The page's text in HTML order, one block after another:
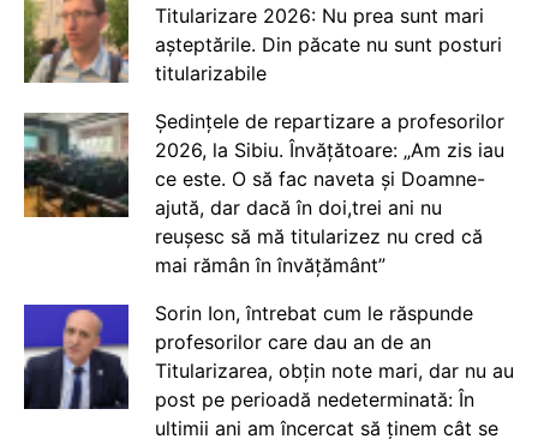
Titularizare 2026: Nu prea sunt mari
așteptările. Din păcate nu sunt posturi
titularizabile
Ședințele de repartizare a profesorilor
2026, la Sibiu. Învățătoare: „Am zis iau
ce este. O să fac naveta și Doamne-
ajută, dar dacă în doi,trei ani nu
reușesc să mă titularizez nu cred că
mai rămân în învățământ”
Sorin Ion, întrebat cum le răspunde
profesorilor care dau an de an
Titularizarea, obțin note mari, dar nu au
post pe perioadă nedeterminată: În
ultimii ani am încercat să ținem cât se